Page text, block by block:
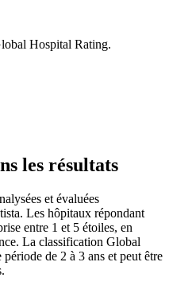
Hospital Rating.
les résultats
et évaluées
Les hôpitaux répondant
entre 1 et 5 étoiles, en
La classification Global
de 2 à 3 ans et peut être